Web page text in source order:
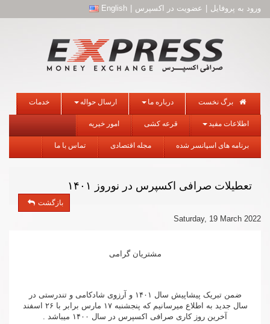
ورود به پروفایل عضویت در اکسپرس English
برگ نخست درباره ما ارسال حواله خدمات
اطلاعات مفید قرعه کشی امور خیریه
برنامه های اسپانسر شده مجله اقتصادی تماس با ما
تعطیلات صرافی اکسپرس در نوروز ۱۴۰۱
بازگشت
Saturday, 19 March 2022
مشتریان گرامی
ضمن تبریک پیشاپیش سال ۱۴۰۱ و آرزوی شادکامی و تندرستی در
سال جدید به اطلاع میرسانیم که پنجشنبه ۱۷ مارس برابر با ۲۶ اسفند
آخرین روز کاری صرافی اکسپرس در سال ۱۴۰۰ میباشد .